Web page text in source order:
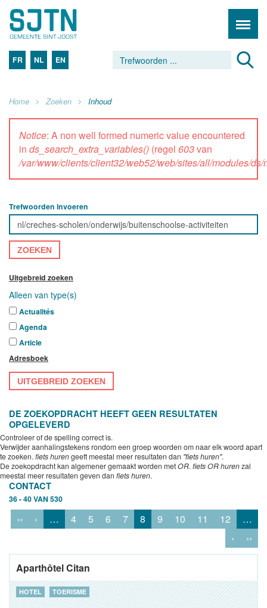
FR NL EN
Home Zoeken Inhoud
Notice: A non well formed numeric value encountered
in ds_search_extra_variables() (regel 603van
/var/www/clients/client32/web52/web/sites/all/modules/
Trefwoorden invoeren
ZOEKEN
Uitgebreid zoeken
Alleen van type(s)
Actualités
Agenda
Article
Adresboek
UITGEBREID ZOEKEN
DE ZOEKOPDRACHT HEEFT GEEN RESULTATEN
OPGELEVERD
Controleer of de spelling correct is.
Verwijder aanhalingstekens rondom een groep woorden om naar elk woord apart
te zoeken. fiets hurengeeft meestal meer resultaten dan "fiets huren".
De zoekopdracht kan algemener gemaakt worden metOR. fiets OR hurenzal
meestal meer resultaten geven dan fiets huren.
CONTACT
36 - 40 VAN 530
‹‹ ‹ … 4 5 6 7 8 9 10 11 12
…
›
››
Aparthôtel Citan
HOTEL TOERISME